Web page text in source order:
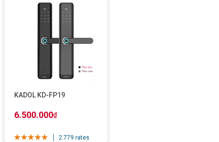
nét cùng màn hình LCD phía sau. Khi có người ở bên ngoài
nhấn vào biểu tượng chuông cửa trên khóa, khóa K9 Pro sẽ
Bên cạnh đó, khóa cũng chụp ảnh lại vị khách đang đứng bên
thoại cho người dùng, dù ở bất cứ đâu bạn cũng có thể theo
dõi dễ dàng.
KADOL KD-FP19
6.500.000₫
2.779 rates